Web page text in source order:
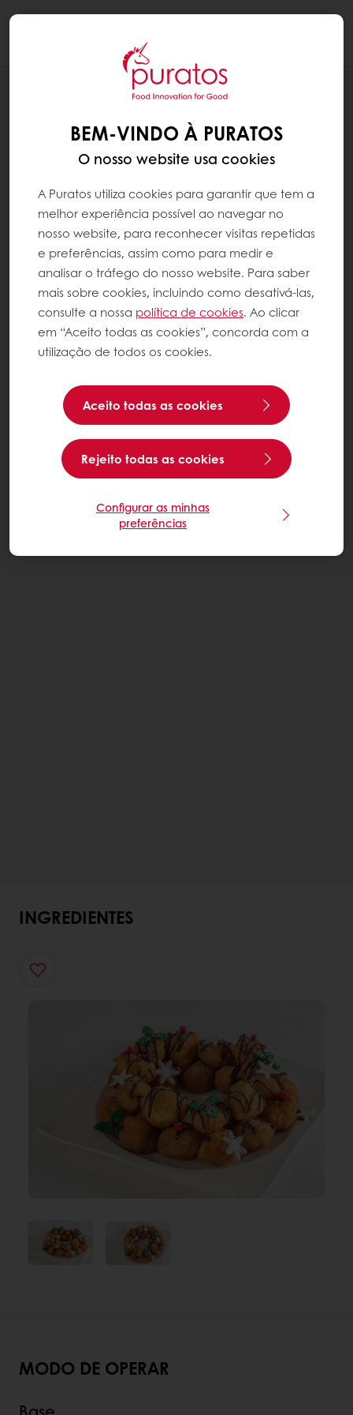
RECEITAS
CENTRO DE SONHO
INGREDIENTES
MODO DE OPERAR
BEM-VINDO À PURATOS
O nosso website usa cookies
A Puratos utiliza cookies para garantir que tem a
melhor experiência possível ao navegar no
nosso website, para reconhecer visitas repetidas
e preferências, assim como para medir e
analisar o tráfego do nosso website. Para saber
mais sobre cookies, incluindo como desativá-las,
consulte a nossa política de cookies. Ao clicar
em “Aceito todas as cookies”, concorda com a
utilização de todos os cookies.
Aceito todas as cookies
Rejeito todas as cookies
Configurar as minhas
preferências